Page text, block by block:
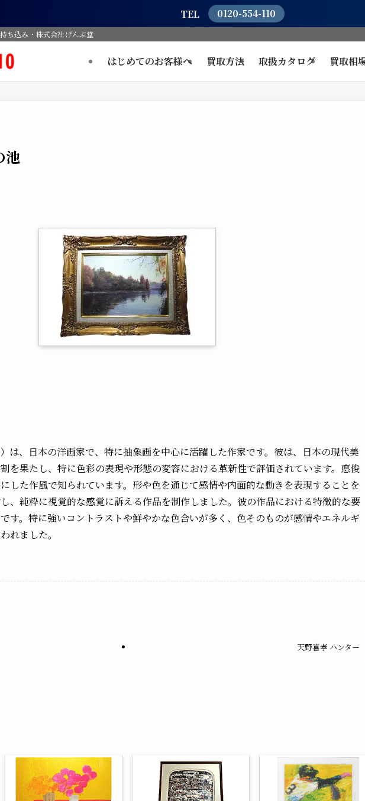
TEL 0120-554-110
ち込み・株式会社げんぶ堂
はじめてのお客様へ 買取方法 取扱カタログ 買取相
池
は、日本の洋画家で、特に抽象画を中心に活躍した作家です。彼は、日本の現代美
を果たし、特に色彩の表現や形態の変容における革新性で評価されています。悳俊
した作風で知られています。形や色を通じて感情や内面的な動きを表現することを
、純粋に視覚的な感覚に訴える作品を制作しました。彼の作品における特徴的な要
す。特に強いコントラストや鮮やかな色合いが多く、色そのものが感情やエネルギ
れました。
天野喜孝 ハンター